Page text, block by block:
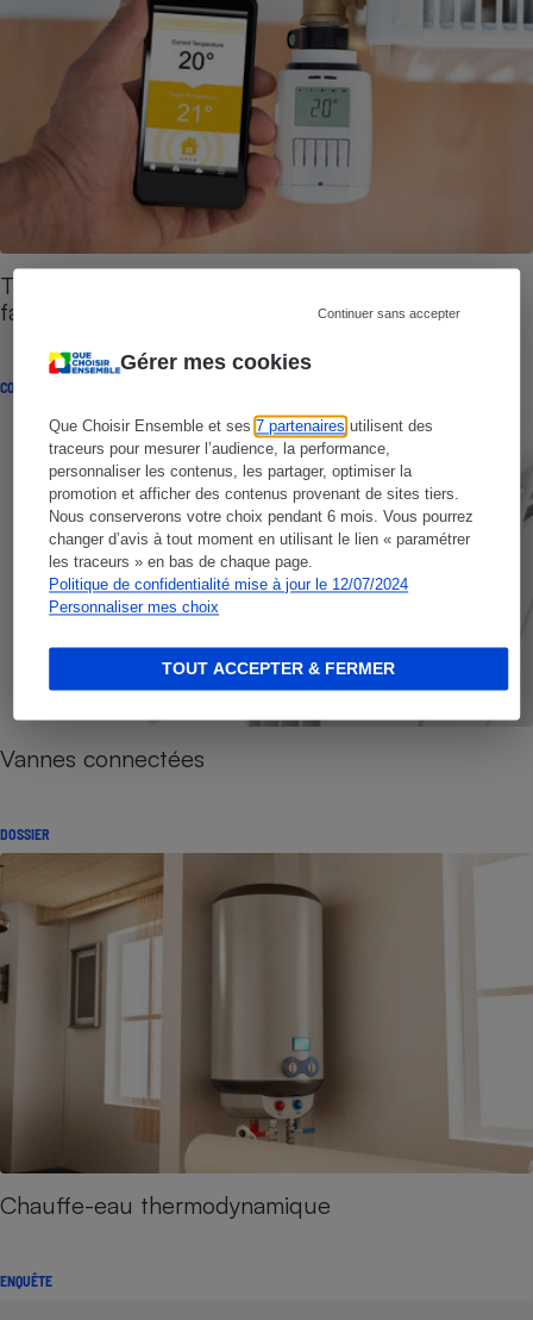
Gérer mes cookies
Que Choisir Ensemble et ses7 partenaires utilisent des
traceurs pour mesurer l’audience, la performance,
personnaliser les contenus, les partager, optimiser la
promotion et afficher des contenus provenant de sites tiers.
Nous conserverons votre choix pendant 6 mois. Vous pourrez
changer d’avis à tout moment en utilisant le lien « paramétrer
les traceurs » en bas de chaque page.
Politique de confidentialité mise à jour le 12/07/2024
Personnaliser mes choix
Continuer sans accepter
TOUT ACCEPTER & FERMER
Thermostats et vannes connectés - Comment les
faire fonctionner ensemble ?
COMPARATIF
Vannes connectées
DOSSIER
Chauffe-eau thermodynamique
ENQUÊTE